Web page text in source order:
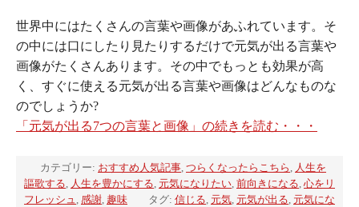
世界中にはたくさんの言葉や画像があふれています。そ
の中には口にしたり見たりするだけで元気が出る言葉や
画像がたくさんあります。その中でもっとも効果が高
く、すぐに使える元気が出る言葉や画像はどんなものな
のでしょうか?
「元気が出る7つの言葉と画像」の続きを読む・・・
カテゴリー: おすすめ人気記事, つらくなったらこちら , 人生を
謳歌する, 人生を豊かにする, 元気になりたい, 前向きになる, 心をリ
フレッシュ , 感謝, 趣味 タグ: 信じる, 元気, 元気が出る, 元気にな